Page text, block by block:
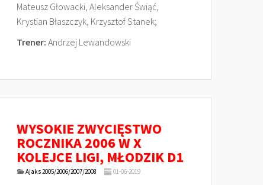
Mateusz Głowacki, Aleksander Świąć,
Krystian Błaszczyk, Krzysztof Stanek;
Trener: Andrzej Lewandowski
WYSOKIE ZWYCIĘSTWO
ROCZNIKA 2006 W X
KOLEJCE LIGI, MŁODZIK D1
Ajaks 2005/2006/2007/2008 01-06-2019